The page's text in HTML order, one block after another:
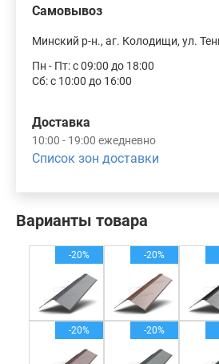
Варианты товара
-20% -20%
-20% -20%
Самовывоз
Минский р-н., аг. Колодищи, ул.
Пн - Пт: с 09:00 до 18:00
Сб: с 10:00 до 16:00
Доставка
10:00 - 19:00 ежедневно
Список зон доставки